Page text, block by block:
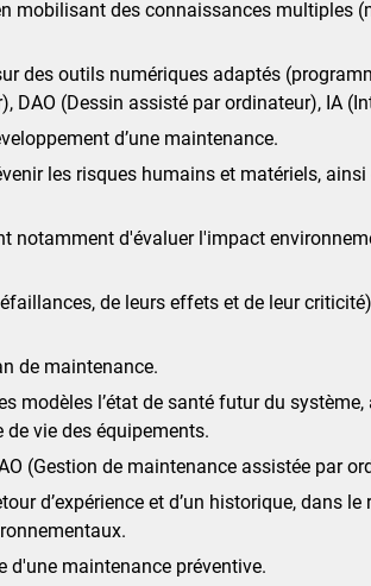
mobilisant des connaissances multiples
des outils numériques adaptés
DAO (Dessin assisté par ordinateur), IA
d’une maintenance.
les risques humains et matériels,
notamment d'évaluer l'impact
de leurs effets et de leur
de maintenance.
modèles l’état de santé futur du
vie des équipements.
(Gestion de maintenance assistée par
d’expérience et d’un historique, dans
d'une maintenance préventive.